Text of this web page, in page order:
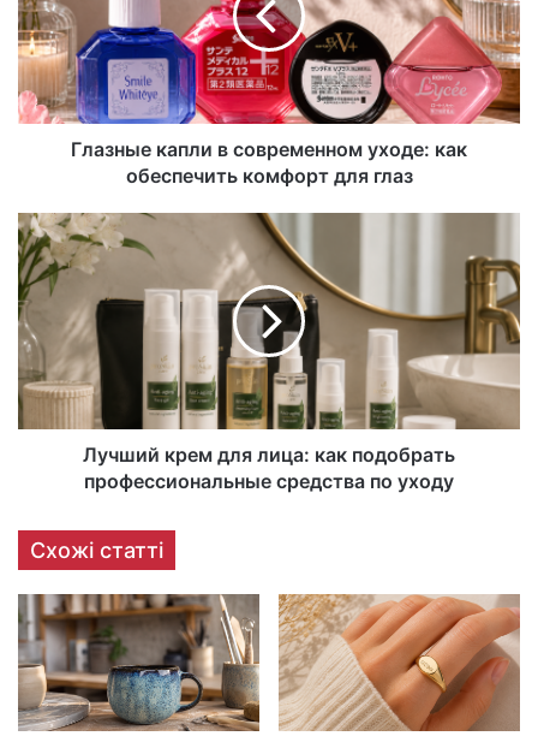
Глазные капли в современном уходе: как
обеспечить комфорт для глаз
Лучший крем для лица: как подобрать
профессиональные средства по уходу
Схожі статті